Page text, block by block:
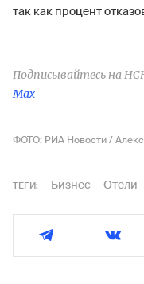
так как процент
Подписывайтесь на
Max
ФОТО: РИА Новости /
ТЕГИ: Бизнес Отели